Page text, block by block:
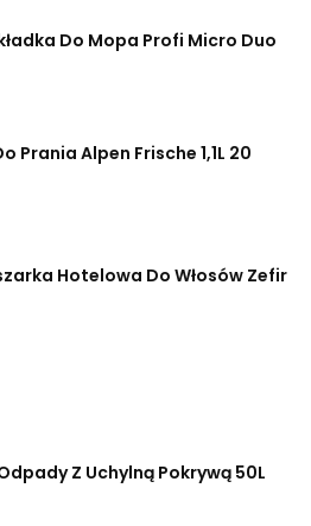
Do Mopa Profi Micro Duo
Prania Alpen Frische 1,1L 20
Hotelowa Do Włosów Zefir
Z Uchylną Pokrywą 50L